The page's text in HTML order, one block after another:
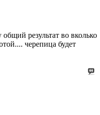
результат во вколько
черепица будет